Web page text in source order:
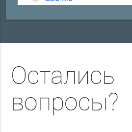
Остались
вопросы?